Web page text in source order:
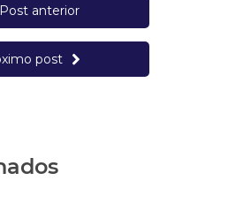
Post anterior
post